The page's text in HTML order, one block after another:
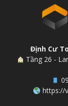
Định Cư
Tầng 26 -
https://